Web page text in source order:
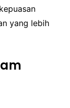
yang lebih